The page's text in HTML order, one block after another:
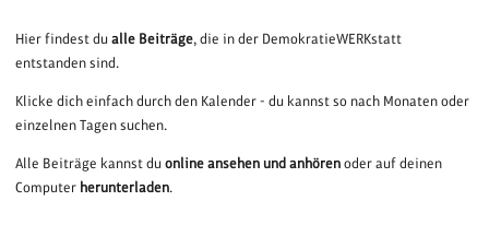
Hier findest dualle Beiträge, die in der DemokratieWERKstatt
entstanden sind.
Klicke dich einfach durch den Kalender - du kannst so nach Monaten oder
einzelnen Tagen suchen.
Alle Beiträge kannst duonline ansehen und anhören oder auf deinen
Computer herunterladen.